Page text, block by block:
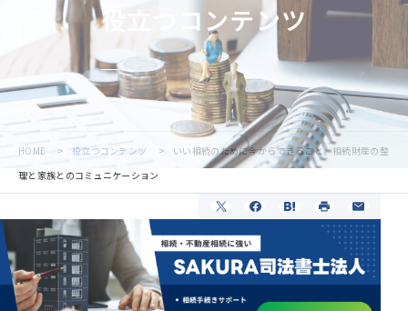
役立つコンテンツ
HOME 役立つコンテンツ
いい相続のために今からできること。相続財産の整
理と家族とのコミュニケーション